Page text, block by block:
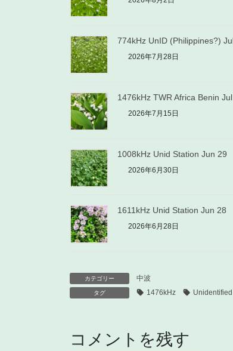
774kHz UnID (Philippines?)
2026年7月28日
1476kHz TWR Africa Benin
2026年7月15日
1008kHz Unid Station Jun 29
2026年6月30日
1611kHz Unid Station Jun 28
2026年6月28日
カテゴリー 中波
タグ 1476kHz Unidentified
コメントを残す